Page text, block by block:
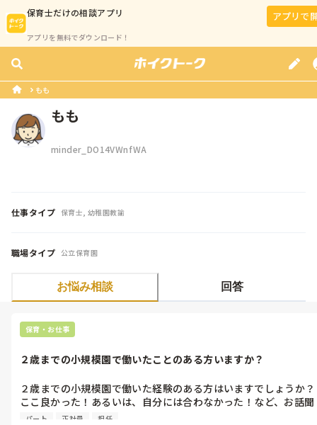
保育士だけの相談アプリ
アプリを無料でダウンロード！
アプリで
もも
もも
minder_DO14VWnfWA
仕事タイプ 保育士, 幼稚園教諭
職場タイプ 公立保育園
お悩み相談 回答
保育・お仕事
２歳までの小規模園で働いたことのある方いますか？
２歳までの小規模園で働いた経験のある方はいますでしょうか？
ここ良かった！あるいは、自分には合わなかった！など、お話聞
けたら嬉しいです🥹
パート 正社員 担任